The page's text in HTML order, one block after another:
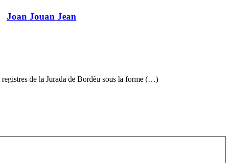
Joan Jouan Jean
registres de la Jurada de Bordèu sous la forme (…)